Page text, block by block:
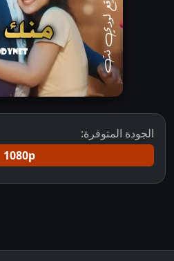
الجودة المتوفرة:
1080p